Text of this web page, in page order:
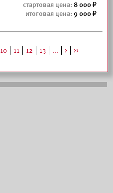
8 000
9 000
10 11 12 13 ... >
>>